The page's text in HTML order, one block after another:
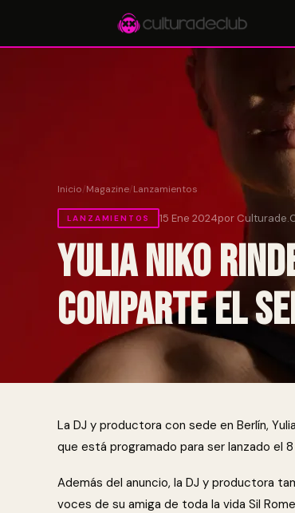
🎤 Artistas 📍 Locales
Inicio/Magazine/Lanzamientos
LANZAMIENTOS 15 Ene 2024por
Yulia Niko
comparte el
La DJ y productora con sede en Berlín,
que está programado para ser lanzado el
Además del anuncio, la DJ y productora
voces de su amiga de toda la vida Sil